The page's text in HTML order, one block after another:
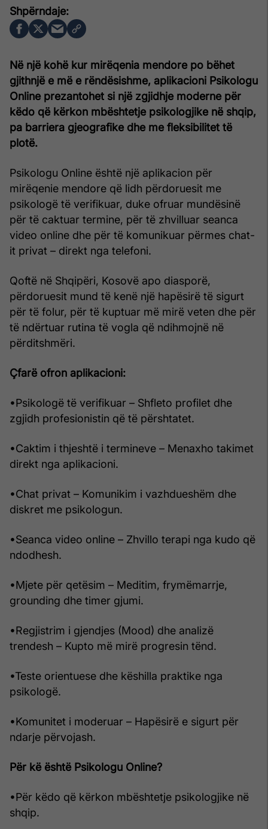
Në një kohë kur mirëqenia mendore po bëhet
gjithnjë e më e rëndësishme, aplikacioni Psikologu
Online prezantohet si një zgjidhje moderne për
këdo që kërkon mbështetje psikologjike në shqip,
pa barriera gjeografike dhe me fleksibilitet të
plotë.
Psikologu Online është një aplikacion për
mirëqenie mendore që lidh përdoruesit me
psikologë të verifikuar, duke ofruar mundësinë
për të caktuar termine, për të zhvilluar seanca
video online dhe për të komunikuar përmes chat-
it privat – direkt nga telefoni.
Qoftë në Shqipëri, Kosovë apo diasporë,
përdoruesit mund të kenë një hapësirë të sigurt
për të folur, për të kuptuar më mirë veten dhe për
të ndërtuar rutina të vogla që ndihmojnë në
përditshmëri.
Çfarë ofron aplikacioni:
•Psikologë të verifikuar – Shfleto profilet dhe
zgjidh profesionistin që të përshtatet.
•Caktim i thjeshtë i termineve – Menaxho takimet
direkt nga aplikacioni.
•Chat privat – Komunikim i vazhdueshëm dhe
diskret me psikologun.
•Seanca video online – Zhvillo terapi nga kudo që
ndodhesh.
•Mjete për qetësim – Meditim, frymëmarrje,
grounding dhe timer gjumi.
•Regjistrim i gjendjes (Mood) dhe analizë
trendesh – Kupto më mirë progresin tënd.
•Teste orientuese dhe këshilla praktike nga
psikologë.
•Komunitet i moderuar – Hapësirë e sigurt për
ndarje përvojash.
Për kë është Psikologu Online?
•Për këdo që kërkon mbështetje psikologjike në
shqip.